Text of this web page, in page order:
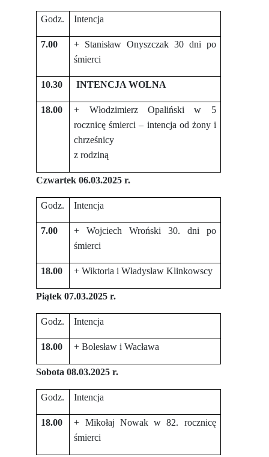
Godz. Intencja
7.00
+ Stanisław Onyszczak 30 dni po
śmierci
10.30 INTENCJA WOLNA
18.00
+ Włodzimierz Opaliński w 5
rocznicę śmierci – intencja od żony i
chrześnicy
z rodziną
Czwartek 06.03.2025 r.
Godz. Intencja
7.00
+ Wojciech Wroński 30. dni po
śmierci
18.00 + Wiktoria i Władysław Klinkowscy
Piątek 07.03.2025 r.
Godz. Intencja
18.00 + Bolesław i Wacława
Sobota 08.03.2025 r.
Godz. Intencja
18.00
+ Mikołaj Nowak w 82. rocznicę
śmierci